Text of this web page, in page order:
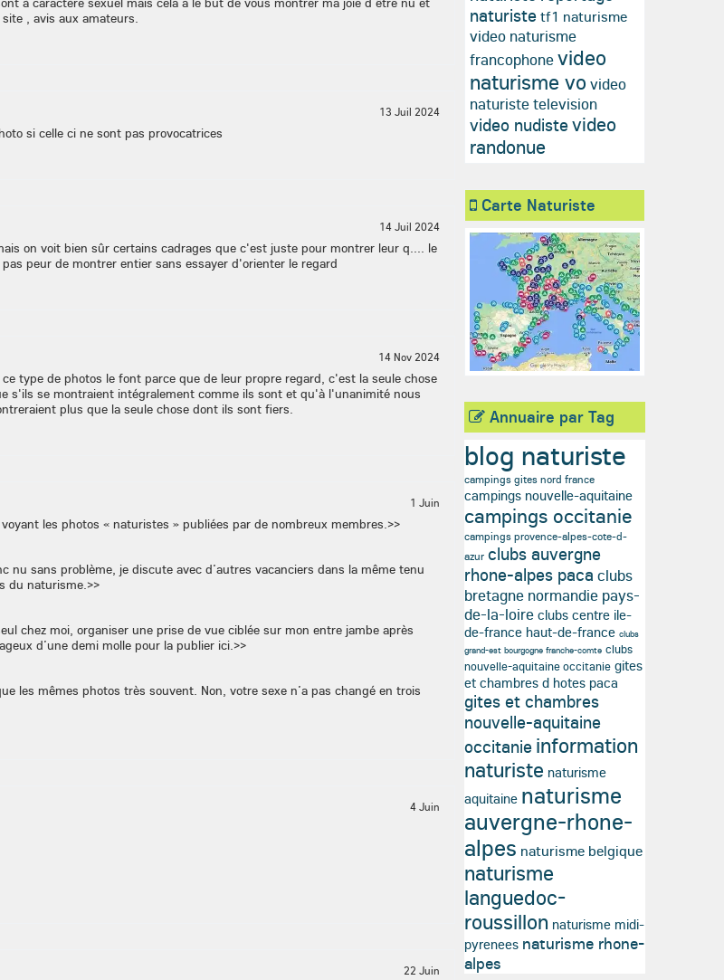
, avis aux amateurs.
13 Juil 2024
si celle ci ne sont pas provocatrices
14 Juil 2024
on voit bien sûr certains cadrages que c'est juste pour montrer leur q.... le
peur de montrer entier sans essayer d'orienter le regard
14 Nov 2024
type de photos le font parce que de leur propre regard, c'est la seule chose
s'ils se montraient intégralement comme ils sont et qu'à l'unanimité nous
plus que la seule chose dont ils sont fiers.
1 Juin
les photos « naturistes » publiées par de nombreux membres.>>
nu sans problème, je discute avec d’autres vacanciers dans la même tenu
du naturisme.>>
chez moi, organiser une prise de vue ciblée sur mon entre jambe après
d’une demi molle pour la publier ici.>>
les mêmes photos très souvent. Non, votre sexe n’a pas changé en trois
4 Juin
22 Juin
naturiste tf1 naturisme
video naturisme
francophone video
naturisme vo video
naturiste television
video nudistevideo
randonue
Carte Naturiste
Annuaire par Tag
blog naturiste
campings gites nord france
campings nouvelle-aquitaine
campings occitanie
campings provence-alpes-cote-d-
azur clubs auvergne
rhone-alpes paca clubs
bretagne normandie pays-
de-la-loire clubs centre ile-
de-france haut-de-france clubs
grand-est bourgogne franche-comte clubs
nouvelle-aquitaine occitanie gites
et chambres d hotes paca
gites et chambres
nouvelle-aquitaine
occitanie information
naturiste naturisme
aquitaine naturisme
auvergne-rhone-
alpes naturisme belgique
naturisme
languedoc-
roussillon naturisme midi-
pyrenees naturisme rhone-
alpes